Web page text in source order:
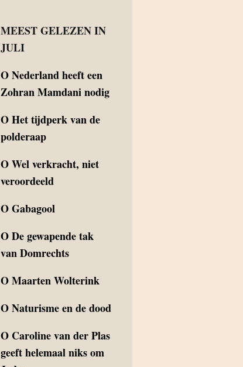
MEEST GELEZEN IN
JULI
ONederland heeft een
Zohran Mamdani nodig
OHet tijdperk van de
polderaap
OWel verkracht, niet
veroordeeld
OGabagool
ODe gewapende tak
van Domrechts
OMaarten Wolterink
ONaturisme en de dood
O Caroline van der Plas
geeft helemaal niks om